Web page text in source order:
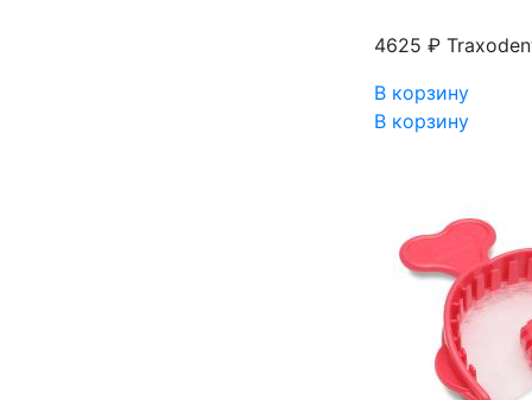
4625 ₽
В корзину
В корзину